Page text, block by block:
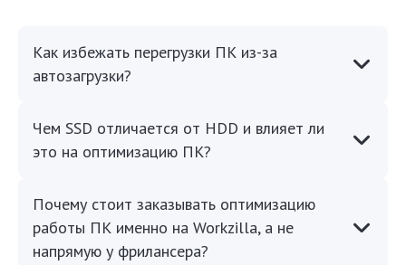
Как избежать перегрузки ПК из-за
автозагрузки?
Чем SSD отличается от HDD и влияет ли
это на оптимизацию ПК?
Почему стоит заказывать оптимизацию
работы ПК именно на Workzilla, а не
напрямую у фрилансера?